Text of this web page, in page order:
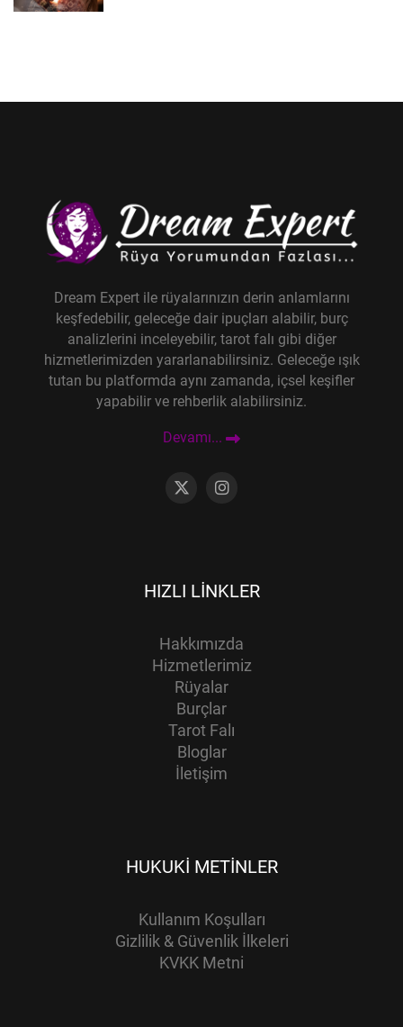
Dream Expert ile rüyalarınızın derin anlamlarını
keşfedebilir, geleceğe dair ipuçları alabilir, burç
analizlerini inceleyebilir, tarot falı gibi diğer
hizmetlerimizden yararlanabilirsiniz. Geleceğe ışık
tutan bu platformda aynı zamanda, içsel keşifler
yapabilir ve rehberlik alabilirsiniz.
Devamı...
HIZLI LINKLER
Hakkımızda
Hizmetlerimiz
Rüyalar
Burçlar
Tarot Falı
Bloglar
İletişim
HUKUKI METINLER
Kullanım Koşulları
Gizlilik & Güvenlik İlkeleri
KVKK Metni